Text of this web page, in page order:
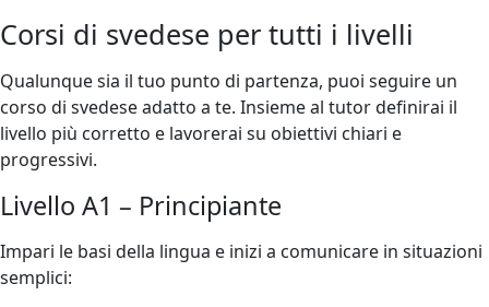
Corsi di svedese per tutti i livelli
Qualunque sia il tuo punto di partenza, puoi seguire un
corso di svedese adatto a te. Insieme al tutor definirai il
livello più corretto e lavorerai su obiettivi chiari e
progressivi.
Livello A1 – Principiante
Impari le basi della lingua e inizi a comunicare in situazioni
semplici: